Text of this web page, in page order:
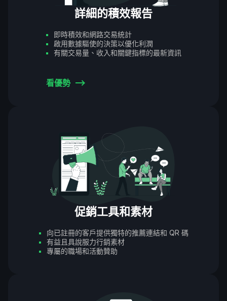
詳細的積效報告
即時積效和網路交易統計
啟用數據驅使的決策以優化利潤
有關交易量、收入和關鍵指標的最新資訊
看優勢
促銷工具和素材
向已註冊的客戶提供獨特的推薦連結和 QR 碼
有益且具說服力行銷素材
專屬的職場和活動贊助